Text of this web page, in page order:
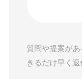
質問や提案が
きるだけ早く返